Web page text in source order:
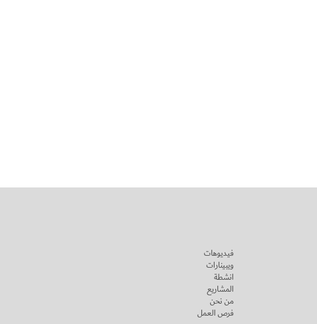
فيديوهات
ويبينارات
انشطة
المشاريع
من نحن
فرص العمل